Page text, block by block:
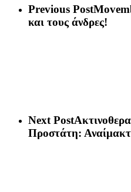
Previous Post
και τους άνδρες!
Next Post
Προστάτη: